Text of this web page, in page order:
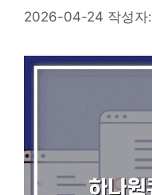
2026-04-24 작성자: